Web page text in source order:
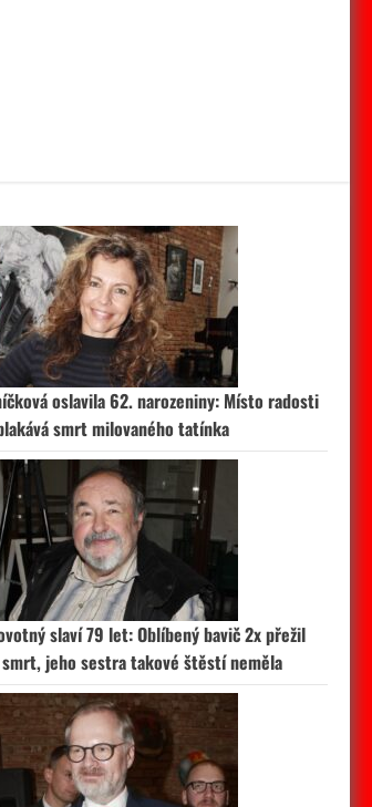
oslavila 62. narozeniny: Místo radosti
smrt milovaného tatínka
slaví 79 let: Oblíbený bavič 2x přežil
smrt, jeho sestra takové štěstí neměla